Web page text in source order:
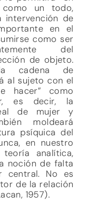
un todo,
intervención de
en el
como ser
del
de objeto.
cadena de
al sujeto con el
hacer” como
es decir, la
de mujer y
moldeará
psíquica del
en nuestro
analítica,
noción de falta
central. No es
de la relación
1957).